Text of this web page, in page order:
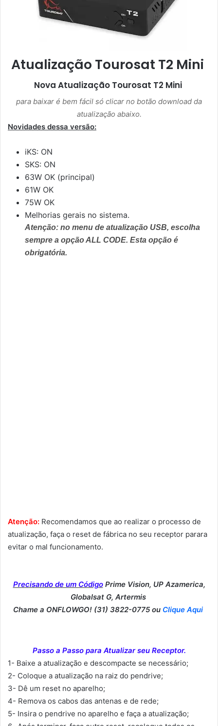
i
Atualização Tourosat T2 Mini
Nova Atualização Tourosat T2 Mini
para baixar é bem fácil só clicar no botão download da
atualização abaixo.
Novidades dessa versão:
iKS: ON
SKS: ON
63W OK (principal)
61W OK
75W OK
Melhorias gerais no sistema.
Atenção: no menu de atualização USB, escolha
sempre a opção ALL CODE. Esta opção é
obrigatória.
Atenção: Recomendamos que ao realizar o processo de
atualização, faça o reset de fábrica no seu receptor parara
evitar o mal funcionamento.
Precisando de um Código Prime Vision, UP Azamerica,
Globalsat G, Artermis
Chame a ONFLOWGO! (31) 3822-0775 ou Clique Aqui
Passo a Passo para Atualizar seu Receptor.
1- Baixe a atualização e descompacte se necessário;
2- Coloque a atualização na raiz do pendrive;
3- Dê um reset no aparelho;
4- Remova os cabos das antenas e de rede;
5- Insira o pendrive no aparelho e faça a atualização;